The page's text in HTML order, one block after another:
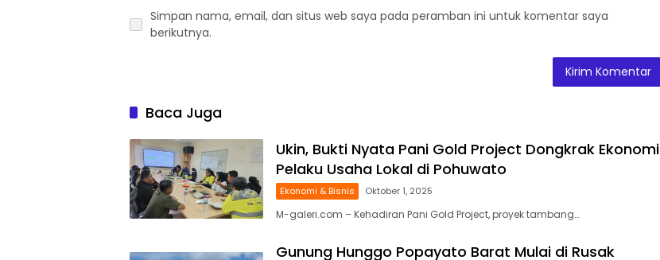
Simpan nama, email, dan situs web saya pada peramban ini untuk komentar saya
berikutnya.
Baca Juga
Ukin, Bukti Nyata Pani Gold Project Dongkrak Ekonomi
Pelaku Usaha Lokal di Pohuwato
Ekonomi & Bisnis Oktober 1, 2025
M-galeri.com – Kehadiran Pani Gold Project, proyek tambang…
Gunung Hunggo Popayato Barat Mulai di Rusak